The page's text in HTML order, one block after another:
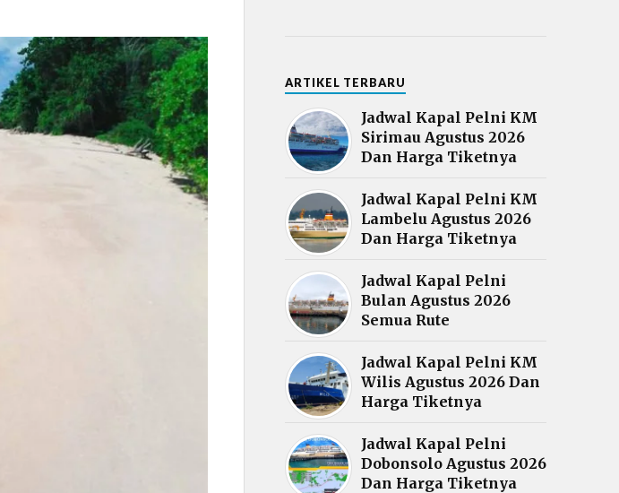
ARTIKEL TERBARU
Jadwal Kapal Pelni KM
Sirimau Agustus 2026
Dan Harga Tiketnya
Jadwal Kapal Pelni KM
Lambelu Agustus 2026
Dan Harga Tiketnya
Jadwal Kapal Pelni
Bulan Agustus 2026
Semua Rute
Jadwal Kapal Pelni KM
Wilis Agustus 2026 Dan
Harga Tiketnya
Jadwal Kapal Pelni
Dobonsolo Agustus 2026
Dan Harga Tiketnya